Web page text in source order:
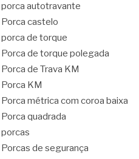
porca autotravante
Porca castelo
porca de torque
Porca de torque polegada
Porca de Trava KM
Porca KM
Porca métrica com coroa baixa
Porca quadrada
porcas
Porcas de segurança